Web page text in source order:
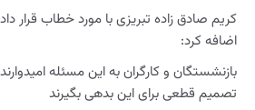
کریم صادق زاده تبریزی با مورد خطاب قرار
اضافه کرد:
بازنشستگان و کارگران به این مسئله
تصمیم قطعی برای این بدهی بگیرند